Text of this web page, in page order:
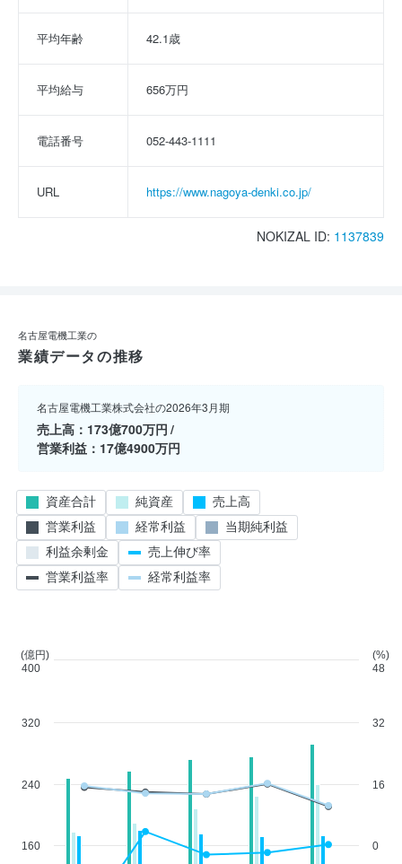
平均年齢 42.1歳
平均給与 656万円
電話番号 052-443-1111
URL https://www.nagoya-denki.co.jp/
NOKIZAL ID: 1137839
名古屋電機工業の
業績データの推移
名古屋電機工業株式会社の2026年3月期
売上高
173億700万円
営業利益
17億4900万円
160
240
320
(億円)
400
0
16
32
(%)
48
資産合計 純資産
売上高
営業利益
経常利益
当期純利益
利益余剰金
売上伸び率
営業利益率
経常利益率